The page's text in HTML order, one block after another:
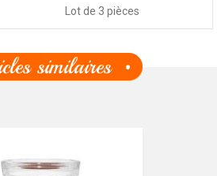
Lot de 3 pièces
similaires